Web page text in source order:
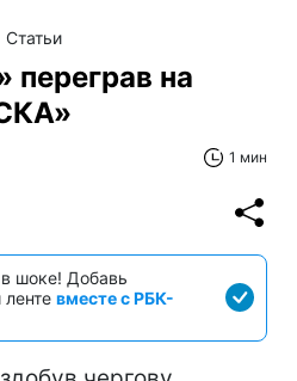
Статьи
переграв на
1 мин
шоке! Добавь
вместе с РБК-